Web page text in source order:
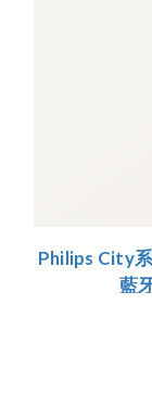
Philips City
藍